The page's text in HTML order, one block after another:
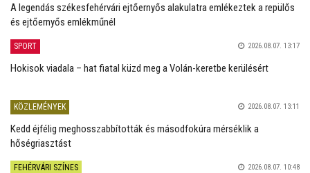
A legendás székesfehérvári ejtőernyős alakulatra emlékeztek a repülős
és ejtőernyős emlékműnél
SPORT 2026.08.07. 13:17
Hokisok viadala – hat fiatal küzd meg a Volán-keretbe kerülésért
KÖZLEMÉNYEK 2026.08.07. 13:11
Kedd éjfélig meghosszabbították és másodfokúra mérséklik a
hőségriasztást
FEHÉRVÁRI SZÍNES 2026.08.07. 10:48